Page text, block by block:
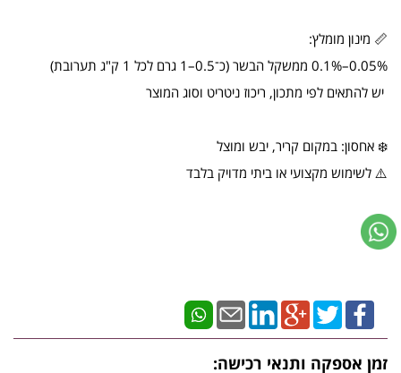
📏 מינון מומלץ:
0.05%–0.1% ממשקל הבשר (כ־0.5–1 גרם לכל 1 ק"ג תערובת)
יש להתאים לפי מתכון, ריכוז ניטריט וסוג המוצר
❄️ אחסון: במקום קריר, יבש ומוצל
⚠️ לשימוש מקצועי או ביתי מדויק בלבד
זמן אספקה ותנאי רכישה: